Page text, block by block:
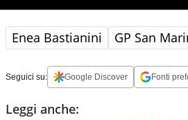
Enea Bastianini GP San
Seguici su: Google Discover Fonti
Leggi anche: